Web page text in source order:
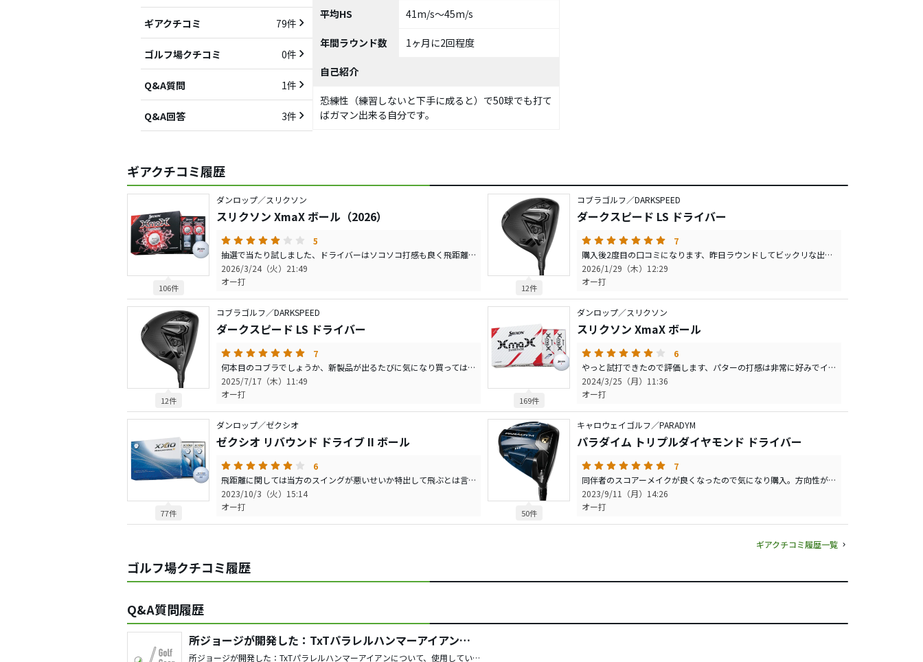
ギアクチコミ 79件
ゴルフ場クチコミ 0件
Q&A質問 1件
Q&A回答 3件
平均HS 41m/s～45m/s
年間ラウンド数 1ヶ月に2回程度
自己紹介
恐練性（練習しないと下手に成ると）で50球でも打て
ばガマン出来る自分です。
ギアクチコミ履歴
106件
ダンロップ／スリクソン
スリクソン XmaX ボール（2026）
5
抽選で当たり試しました、ドライバーはソコソコ打感も良く飛距離もホンマ モンスターを使用している物と遜色無く飛び、曲がりも少なくOBも無くラウンド出来ました。只パットはパターにインサートが無いのでボッコでは無いのですが好みで無いので今一でした。
2026/3/24（火）21:49
オー打
12件
コブラゴルフ／DARKSPEED
ダークスピード LS ドライバー
7
購入後2度目の口コミになります、昨日ラウンドしてビックリな出来事なので投稿したくなりました。 前日まで歳と共に落ちてきた飛距離に他のドライバーも検討しなくては成らないのかと、力んでドライバーヘッドの上げ方も分からなくなった状況でプレーに臨みました。前半は誤魔化し誤魔化し左右に逃げてしまう球を追っかけて終わり、午後は力んでOB寸前へ、最終2ホールで居直ってスタンスをほんの数センチボールに近づき縦振りを意識してフルショット、結果棒玉のストレートボールが飛びそこそこ飛んだかと思い探してみると、打ち下ろしでフォローの風が有ったとしても270ヤード近い飛距離に自分んも驚き！20年以上前の景色がみえました。最終ホールもスタンスと縦振りを意識してショット、これはヒール寄りに当たったのでいつもバンカー（200ヤード近辺）かと思いきや40ヤード以上前に、無性に嬉しくなりました。これでドライバーの買い替え要求はしばらく納まりそうです。買い時な商品化と思います。
2026/1/29（木）12:29
オー打
12件
コブラゴルフ／DARKSPEED
ダークスピード LS ドライバー
7
何本目のコブラでしょうか、新製品が出るたびに気になり買っては売り買っては売りしていました。ココ２製品はどうも派手方向見る気にもならなかったのですが今回のブラックシリーズは他社とも一線を期し正にブラック。新製品は様子見をしていましたが評判も良くNXシャフトが自分的には調子が取りやすく意を決して購入しました。練習場の飛距離でほぼイメージは決定して終うことがほとんどでしたが、まず振りやすい、ＬＳなのでふけ上がらない、ドローヒッターなのですがひっかけが少ない、距離も思った以上に伸びているかも、と２度ほど練習して実践投入。11/14とフェアウエイキープ3回はややドローと好成績、2発ほどプッシュ気味に右に行くもそこそこの範囲で納まりこれが5年前くらいの飛距離（≒250ヤードか）このところ220ヤード前後の自分からすると小さくガッツポーズがでました。やはり自分に合って振りやすいことがすべてでしょうか。 満足です。
2025/7/17（木）11:49
オー打
169件
ダンロップ／スリクソン
スリクソン XmaX ボール
6
やっと試打できたので評価します、パターの打感は非常に好みでインサートを入れていない私のパターにはジャストの商品かと思います。飛距離については元々高弾道の為二度ほど下げましたがそれでも高く、飛距離に関してはオッと言う１打もありましたが打ち方が悪いのかオールマイティとは行きませんでした。値段がコナレてきたら使う球の候補には間違いありません。２年後ですかね。
2024/3/25（月）11:36
オー打
77件
ダンロップ／ゼクシオ
ゼクシオ リバウンド ドライブ II ボール
6
飛距離に関しては当方のスイングが悪いせいか特出して飛ぶとは言い難いですが打感は良いです、方向性も思ったより曲が少ない気がします。ただアプローチとパターに関しては柔らかく厚いインパクトで気に入りました。販売が熟れて来たら買おうと思います。
2023/10/3（火）15:14
オー打
50件
キャロウェイゴルフ／PARADYM
パラダイム トリプルダイヤモンド ドライバー
7
同伴者のスコアーメイクが良くなったので気になり購入。方向性が良く飛距離もそこそこよくなりスコアーメイクに大きく貢献。打感も良く打音はオールカーボンの為低い音ですが自分は好みです。これからシャフトを試すのが楽しみです。
2023/9/11（月）14:26
オー打
ギアクチコミ履歴一覧
ゴルフ場クチコミ履歴
Q&A質問履歴
所ジョージが開発した：TxTパラレルハンマーアイアンについて
所ジョージが開発した：TxTパラレルハンマーアイアンについて、使用している方の感想をお聞きしたいと思います。こよなく砂場遊びが好きなのですが寄り一層の楽しみ方をしたいと思っております。